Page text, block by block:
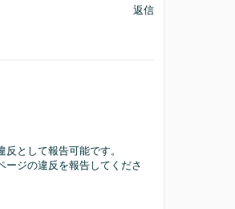
返信
として報告可能です。
ージの違反を報告してくださ